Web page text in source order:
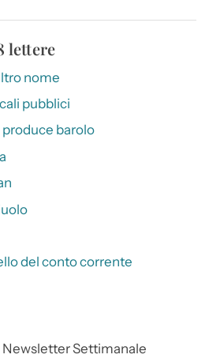
lettere
nome
pubblici
barolo
del conto corrente
Newsletter Settimanale